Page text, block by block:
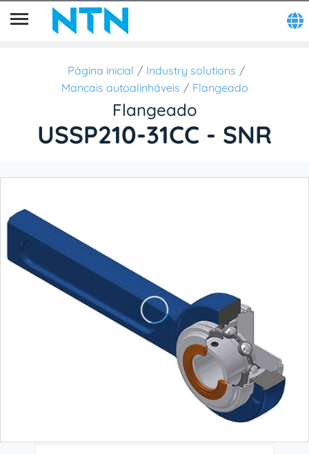
Página inicial
Industry solutions
Mancais autoalinháveis
Flangeado
Flangeado
USSP210-31CC - SNR